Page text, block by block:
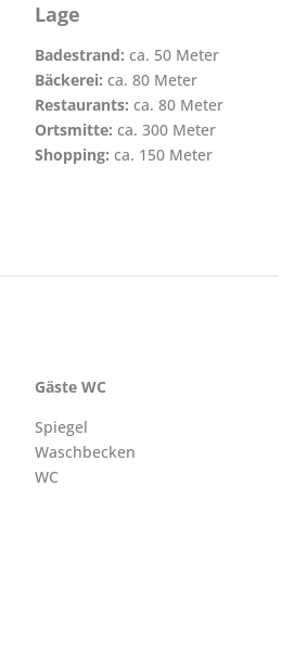
Lage
Badestrand: ca. 50 Meter
Bäckerei: ca. 80 Meter
Restaurants: ca. 80 Meter
Ortsmitte: ca. 300 Meter
Shopping: ca. 150 Meter
Gäste WC
Spiegel
Waschbecken
WC